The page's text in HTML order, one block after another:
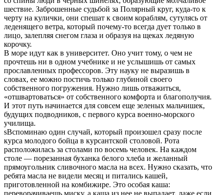
шествие. Заброшенные судьбой за Полярный круг, куда-то к
черту на кулички, они спешат к своим кораблям, сутулясь от
леденящего ветра, который почему-то всегда дует только в
лицо, залепляя снегом глаза и образуя на щеках ледяную
корочку.
В море идут как в университет. Оно учит тому, о чем не
прочтешь ни в одном учебнике и не услышишь от самых
прославленных профессоров. Эту науку не выразишь в
словах, ее можно постичь только глубиной своего
собственного погружения. Нужно лишь отважиться,
«отшвартоваться» от собственного комфорта и благополучия.
И этот путь начинается для совсем еще зеленых мальчишек,
будущих подводников, с первого курса военно-морского
училища.
ѕВспоминаю один случай, который произошел сразу после
курса молодого бойца в курсантской столовой. Рота
расположилась за столами по восемь человек. На каждом
столе — порезанная буханка белого хлеба и желанный
прямоугольник сливочного масла на всех. Нужно сказать, что
ребята масла не видели месяц и питались кашей,
приготовленной на комбижире. Это особая каша:
переворачиваешь миску, а каша из нее не выпадает, даже если